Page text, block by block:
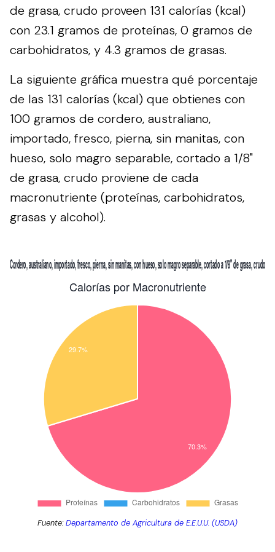
de grasa, crudo proveen 131 calorías (kcal)
con 23.1 gramos de proteínas, 0 gramos de
carbohidratos, y 4.3 gramos de grasas.
La siguiente gráfica muestra qué porcentaje
de las 131 calorías (kcal) que obtienes con
100 gramos de cordero, australiano,
importado, fresco, pierna, sin manitas, con
hueso, solo magro separable, cortado a 1/8"
de grasa, crudo proviene de cada
macronutriente (proteínas, carbohidratos,
grasas y alcohol).
Fuente:Departamento de Agricultura de E.E.U.U. (USDA)